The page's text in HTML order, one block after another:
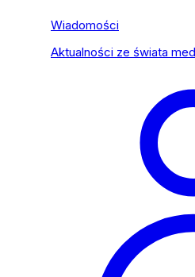
Wiadomości
Aktualności ze świata